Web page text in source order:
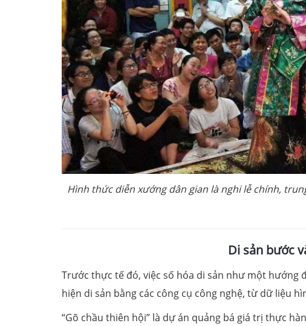
Hình thức diễn xướng dân gian là nghi lễ chính,
Di sản bước
Trước thực tế đó, việc số hóa di sản như một
hiện di sản bằng các công cụ công nghệ, từ dữ liệu
“Gõ chầu thiên hội” là dự án quảng bá giá trị thực